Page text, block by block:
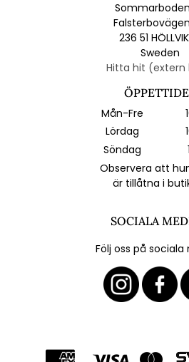
236 51
Sweden
Hitta hit (extern
Mån-Fre
Lördag
Söndag
Observera att
är tillåtna i
SOCIALA
Följ oss på sociala